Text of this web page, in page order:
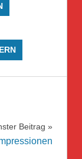
Beitrag